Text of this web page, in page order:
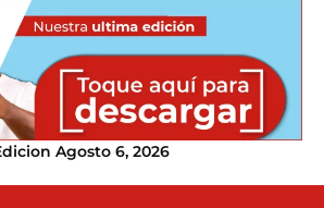
Agosto 6, 2026